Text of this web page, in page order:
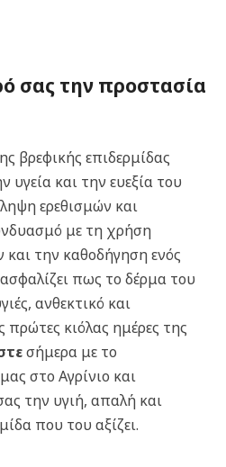
σας την προστασία
βρεφικής επιδερμίδας
υγεία και την ευεξία του
ερεθισμών και
με τη χρήση
την καθοδήγηση ενός
πως το δέρμα του
ανθεκτικό και
κιόλας ημέρες της
σήμερα με το
στο Αγρίνιο και
την υγιή, απαλή και
που του αξίζει.